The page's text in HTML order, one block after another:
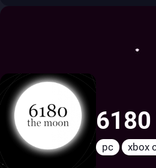
pc xbox